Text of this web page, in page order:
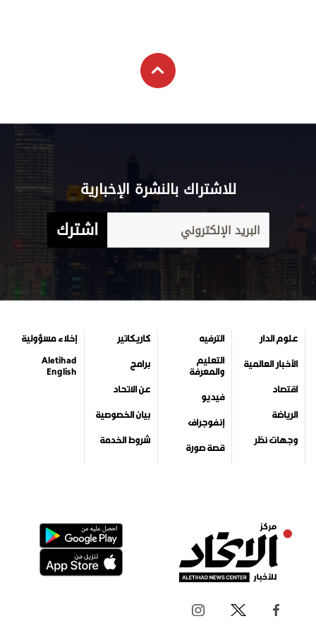
للاشتراك بالنشرة الإخبارية
اشترك
علوم الدار
الأخبار العالمية
اقتصاد
الرياضة
وجهات نظر
الترفيه
التعليم
والمعرفة
فيديو
إنفوجراف
قصة صورة
كاريكاتير
برامج
عن الاتحاد
بيان الخصوصية
شروط الخدمة
إخلاء مسؤولية
Aletihad
English